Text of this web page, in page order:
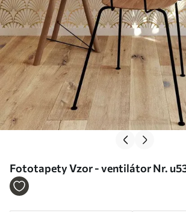
Fototapety Vzor - ventilátor Nr.